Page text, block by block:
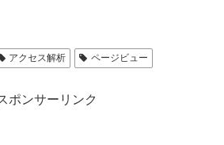
アクセス解析 ページビュー
ポンサーリンク